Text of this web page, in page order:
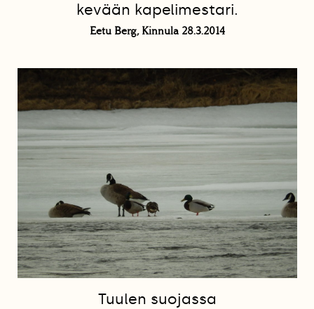
kevään kapelimestari.
Eetu Berg, Kinnula 28.3.2014
Tuulen suojassa